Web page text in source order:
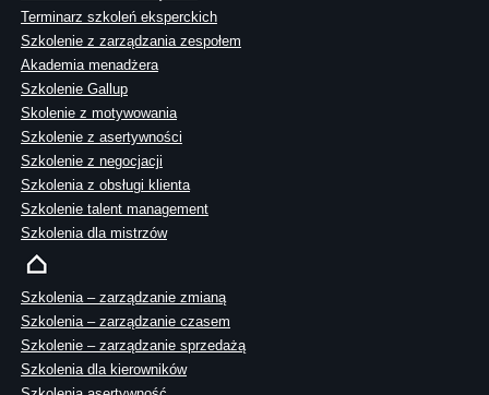
Terminarz szkoleń eksperckich
Szkolenie z zarządzania zespołem
Akademia menadżera
Szkolenie Gallup
Skolenie z motywowania
Szkolenie z asertywności
Szkolenie z negocjacji
Szkolenia z obsługi klienta
Szkolenie talent management
Szkolenia dla mistrzów
Szkolenia – zarządzanie zmianą
Szkolenia – zarządzanie czasem
Szkolenie – zarządzanie sprzedażą
Szkolenia dla kierowników